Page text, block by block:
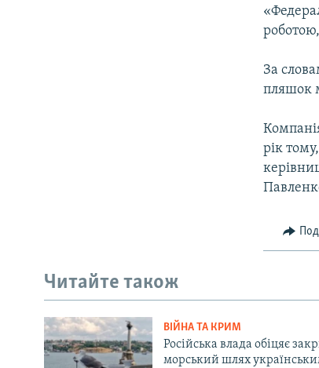
За
пляшок
рік
Читайте також
ВІЙНА ТА КРИМ
Російська влада обіцяє
морський шлях